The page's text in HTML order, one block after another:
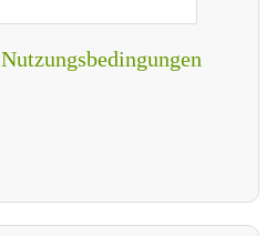
Nutzungsbedingungen